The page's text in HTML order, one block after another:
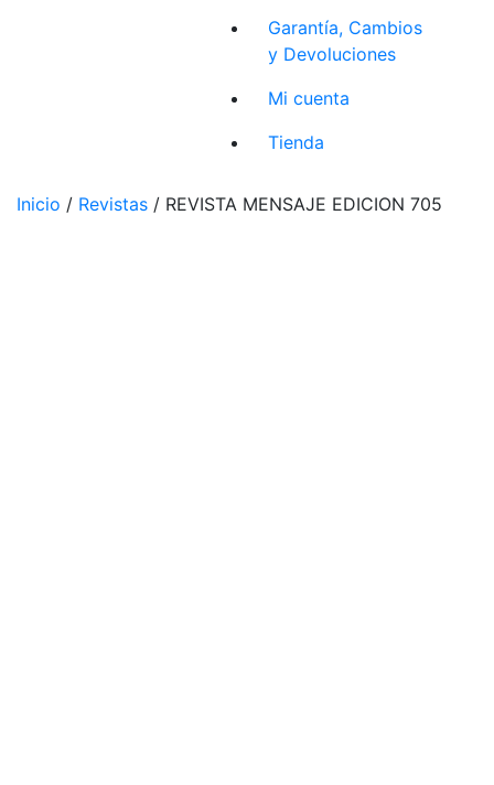
Garantía, Cambios
y Devoluciones
Mi cuenta
Tienda
Inicio / Revistas / REVISTA MENSAJE EDICION 705